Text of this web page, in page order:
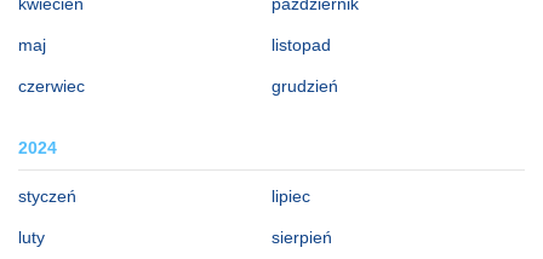
maj
czerwiec
listopad
grudzień
2024
styczeń
luty
lipiec
sierpień